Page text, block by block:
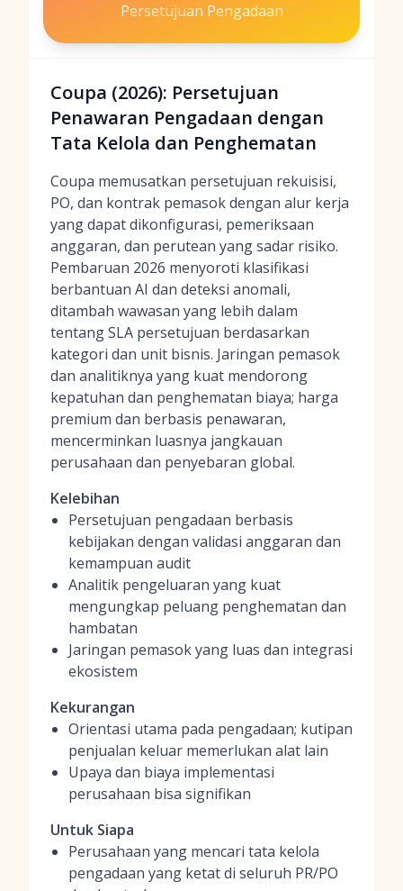
Persetujuan Pengadaan
Coupa (2026): Persetujuan
Penawaran Pengadaan dengan
Tata Kelola dan Penghematan
Coupa memusatkan persetujuan rekuisisi,
PO, dan kontrak pemasok dengan alur kerja
yang dapat dikonfigurasi, pemeriksaan
anggaran, dan perutean yang sadar risiko.
Pembaruan 2026 menyoroti klasifikasi
berbantuan AI dan deteksi anomali,
ditambah wawasan yang lebih dalam
tentang SLA persetujuan berdasarkan
kategori dan unit bisnis. Jaringan pemasok
dan analitiknya yang kuat mendorong
kepatuhan dan penghematan biaya; harga
premium dan berbasis penawaran,
mencerminkan luasnya jangkauan
perusahaan dan penyebaran global.
Kelebihan
Persetujuan pengadaan berbasis
kebijakan dengan validasi anggaran dan
kemampuan audit
Analitik pengeluaran yang kuat
mengungkap peluang penghematan dan
hambatan
Jaringan pemasok yang luas dan integrasi
ekosistem
Kekurangan
Orientasi utama pada pengadaan; kutipan
penjualan keluar memerlukan alat lain
Upaya dan biaya implementasi
perusahaan bisa signifikan
Untuk Siapa
Perusahaan yang mencari tata kelola
pengadaan yang ketat di seluruh PR/PO